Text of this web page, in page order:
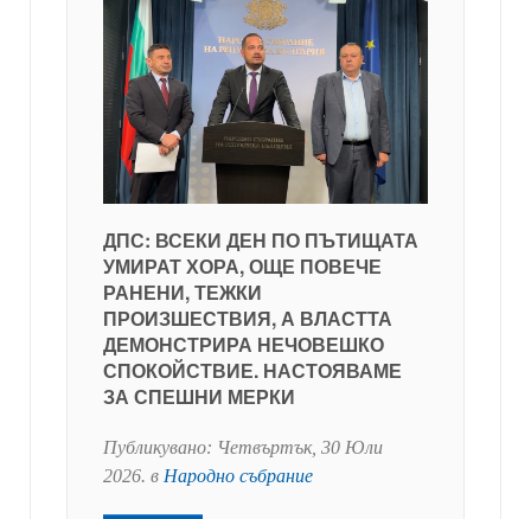
ДПС: ВСЕКИ ДЕН ПО ПЪТИЩАТА
УМИРАТ ХОРА, ОЩЕ ПОВЕЧЕ
РАНЕНИ, ТЕЖКИ
ПРОИЗШЕСТВИЯ, А ВЛАСТТА
ДЕМОНСТРИРА НЕЧОВЕШКО
СПОКОЙСТВИЕ. НАСТОЯВАМЕ
ЗА СПЕШНИ МЕРКИ
Публикувано: Четвъртък, 30 Юли
2026. в Народно събрание